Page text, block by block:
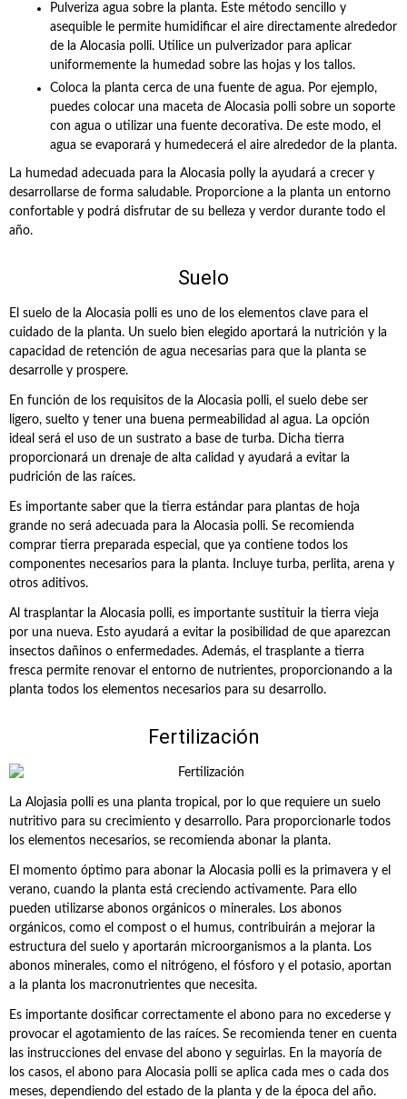
Pulveriza agua sobre la planta. Este método sencillo y
asequible le permite humidificar el aire directamente alrededor
de la Alocasia polli. Utilice un pulverizador para aplicar
uniformemente la humedad sobre las hojas y los tallos.
Coloca la planta cerca de una fuente de agua. Por ejemplo,
puedes colocar una maceta de Alocasia polli sobre un soporte
con agua o utilizar una fuente decorativa. De este modo, el
agua se evaporará y humedecerá el aire alrededor de la planta.
La humedad adecuada para la Alocasia polly la ayudará a crecer y
desarrollarse de forma saludable. Proporcione a la planta un entorno
confortable y podrá disfrutar de su belleza y verdor durante todo el
año.
Suelo
El suelo de la Alocasia polli es uno de los elementos clave para el
cuidado de la planta. Un suelo bien elegido aportará la nutrición y la
capacidad de retención de agua necesarias para que la planta se
desarrolle y prospere.
En función de los requisitos de la Alocasia polli, el suelo debe ser
ligero, suelto y tener una buena permeabilidad al agua. La opción
ideal será el uso de un sustrato a base de turba. Dicha tierra
proporcionará un drenaje de alta calidad y ayudará a evitar la
pudrición de las raíces.
Es importante saber que la tierra estándar para plantas de hoja
grande no será adecuada para la Alocasia polli. Se recomienda
comprar tierra preparada especial, que ya contiene todos los
componentes necesarios para la planta. Incluye turba, perlita, arena y
otros aditivos.
Al trasplantar la Alocasia polli, es importante sustituir la tierra vieja
por una nueva. Esto ayudará a evitar la posibilidad de que aparezcan
insectos dañinos o enfermedades. Además, el trasplante a tierra
fresca permite renovar el entorno de nutrientes, proporcionando a la
planta todos los elementos necesarios para su desarrollo.
Fertilización
La Alojasia polli es una planta tropical, por lo que requiere un suelo
nutritivo para su crecimiento y desarrollo. Para proporcionarle todos
los elementos necesarios, se recomienda abonar la planta.
El momento óptimo para abonar la Alocasia polli es la primavera y el
verano, cuando la planta está creciendo activamente. Para ello
pueden utilizarse abonos orgánicos o minerales. Los abonos
orgánicos, como el compost o el humus, contribuirán a mejorar la
estructura del suelo y aportarán microorganismos a la planta. Los
abonos minerales, como el nitrógeno, el fósforo y el potasio, aportan
a la planta los macronutrientes que necesita.
Es importante dosificar correctamente el abono para no excederse y
provocar el agotamiento de las raíces. Se recomienda tener en cuenta
las instrucciones del envase del abono y seguirlas. En la mayoría de
los casos, el abono para Alocasia polli se aplica cada mes o cada dos
meses, dependiendo del estado de la planta y de la época del año.